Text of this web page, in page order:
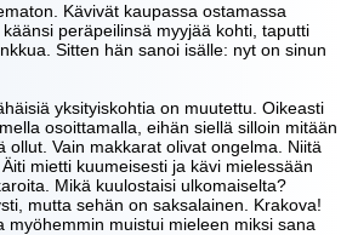
Kävivät kaupassa ostamassa
peräpeilinsä myyjää kohti, taputti
Sitten hän sanoi isälle: nyt on sinun
yksityiskohtia on muutettu. Oikeasti
osoittamalla, eihän siellä silloin mitään
ollut. Vain makkarat olivat ongelma. Niitä
mietti kuumeisesti ja kävi mielessään
Mikä kuulostaisi ulkomaiselta?
mutta sehän on saksalainen. Krakova!
myöhemmin muistui mieleen miksi sana